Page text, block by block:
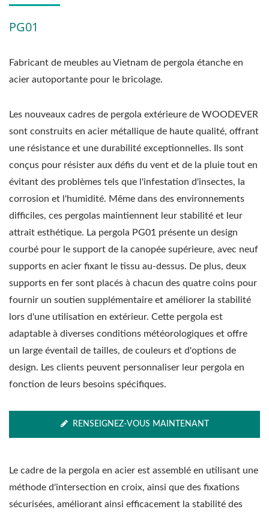
PG01
Fabricant de meubles au Vietnam de pergola étanche en
acier autoportante pour le bricolage.
Les nouveaux cadres de pergola extérieure de WOODEVER
sont construits en acier métallique de haute qualité, offrant
une résistance et une durabilité exceptionnelles. Ils sont
conçus pour résister aux défis du vent et de la pluie tout en
évitant des problèmes tels que l'infestation d'insectes, la
corrosion et l'humidité. Même dans des environnements
difficiles, ces pergolas maintiennent leur stabilité et leur
attrait esthétique. La pergola PG01 présente un design
courbé pour le support de la canopée supérieure, avec neuf
supports en acier fixant le tissu au-dessus. De plus, deux
supports en fer sont placés à chacun des quatre coins pour
fournir un soutien supplémentaire et améliorer la stabilité
lors d'une utilisation en extérieur. Cette pergola est
adaptable à diverses conditions météorologiques et offre
un large éventail de tailles, de couleurs et d'options de
design. Les clients peuvent personnaliser leur pergola en
fonction de leurs besoins spécifiques.
RENSEIGNEZ-VOUS MAINTENANT
Le cadre de la pergola en acier est assemblé en utilisant une
méthode d'intersection en croix, ainsi que des fixations
sécurisées, améliorant ainsi efficacement la stabilité des